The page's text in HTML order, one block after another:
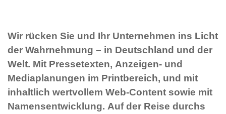
Wir rücken Sie und Ihr Unternehmen ins Licht
der Wahrnehmung – in Deutschland und der
Welt. Mit Pressetexten, Anzeigen- und
Mediaplanungen im Printbereich, und mit
inhaltlich wertvollem Web-Content sowie mit
Namensentwicklung. Auf der Reise durchs